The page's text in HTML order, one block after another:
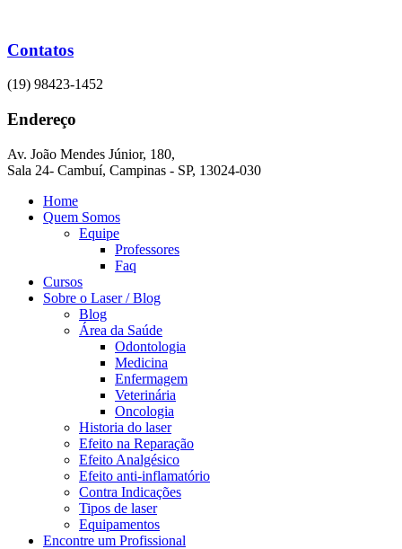
o
conteúdo
Contatos
(19) 98423-1452
Endereço
Av. João Mendes Júnior, 180,
Sala 24- Cambuí, Campinas - SP, 13024-030
Home
Quem Somos
Equipe
Professores
Faq
Cursos
Sobre o Laser / Blog
Blog
Área da Saúde
Odontologia
Medicina
Enfermagem
Veterinária
Oncologia
Historia do laser
Efeito na Reparação
Efeito Analgésico
Efeito anti-inflamatório
Contra Indicações
Tipos de laser
Equipamentos
Encontre um Profissional